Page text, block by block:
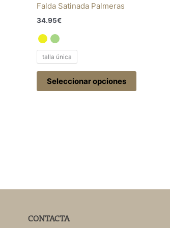
Falda Satinada Palmeras
34.95€
talla única
Seleccionar opciones
CONTACTA